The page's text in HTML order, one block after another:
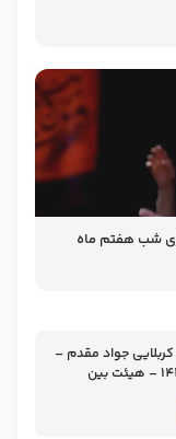
شب هفتم ماه
کربلایی جواد مقدم –
شب هشتم محرم 1448 – هیئت بین